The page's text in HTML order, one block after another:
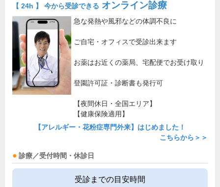
【 24h 】 今から受診できる オンライン診療
急な発熱や風邪などの体調不良に
ご自宅・オフィスで受診出来ます
お薬はお近くの薬局、宅配便でお受け取り
登園許可証・診断書も発行可
【夜間休日・全国エリア】
【健康保険適用】
【アレルギー・花粉症専門外来】はじめました！
こちらから＞＞
診療／受付時間・休診日
受診までの目安時間